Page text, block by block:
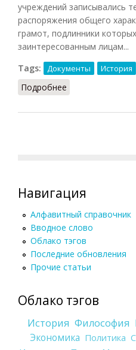
учреждений записывались
распоряжения общего
грамот, подлинники
заинтересованным лицам...
Tags:
Документы История
Подробнее
Навигация
Алфавитный справочник
Вводное слово
Облако тэгов
Последние обновления
Прочие статьи
Облако тэгов
История Философия
Экономика Политика